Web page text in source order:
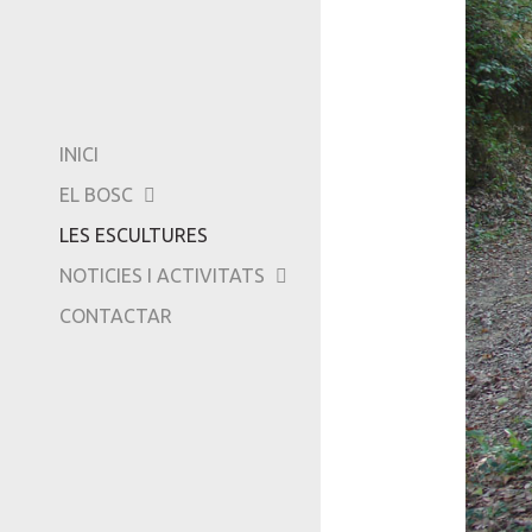
INICI
EL BOSC
AMICS DE CAN
LES ESCULTURES
NOTICIES I ACTIVITATS
CONTACTAR